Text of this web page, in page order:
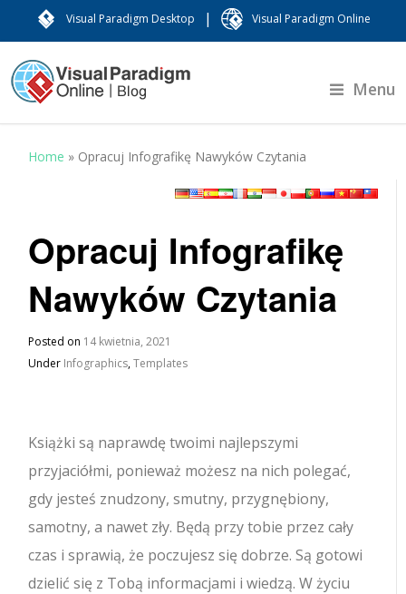
Visual Paradigm Desktop | Visual Paradigm Online
Menu
Home » Opracuj Infografikę Nawyków Czytania
Opracuj Infografikę
Nawyków Czytania
Posted on 14 kwietnia, 2021
Under Infographics,Templates
Książki są naprawdę twoimi najlepszymi
przyjaciółmi, ponieważ możesz na nich polegać,
gdy jesteś znudzony, smutny, przygnębiony,
samotny, a nawet zły. Będą przy tobie przez cały
czas i sprawią, że poczujesz się dobrze. Są gotowi
dzielić się z Tobą informacjami i wiedzą. W życiu